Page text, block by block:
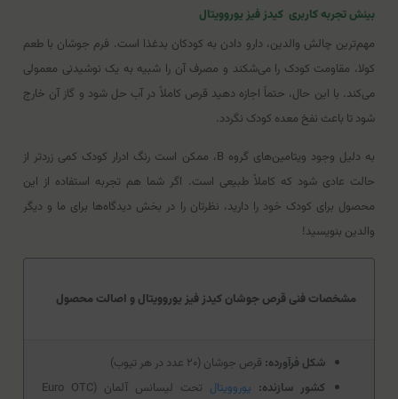
بینش تجربه کاربری کیدز فیز یوروویتال
مهم‌ترین چالش والدین، دارو دادن به کودکان بدغذا است. فرم جوشان با طعم
کولا، مقاومت کودک را می‌شکند و مصرف آن را شبیه به یک نوشیدنی معمولی
می‌کند. با این حال، حتماً اجازه دهید قرص کاملاً در آب حل شود و گاز آن خارج
شود تا باعث نفخ معده کودک نگردد.
به دلیل وجود ویتامین‌های گروه B، ممکن است رنگ ادرار کودک کمی زردتر از
حالت عادی شود که کاملاً طبیعی است. اگر شما هم تجربه استفاده از این
محصول برای کودک خود را دارید، نظرتان را در بخش دیدگاه‌ها برای ما و دیگر
والدین بنویسید!
مشخصات فنی قرص جوشان کیدز فیز یوروویتال و اصالت محصول
شکل فرآورده: قرص جوشان (۲۰ عدد در هر تیوب)
کشور سازنده: یوروویتال
تحت لیسانس آلمان (Euro OTC